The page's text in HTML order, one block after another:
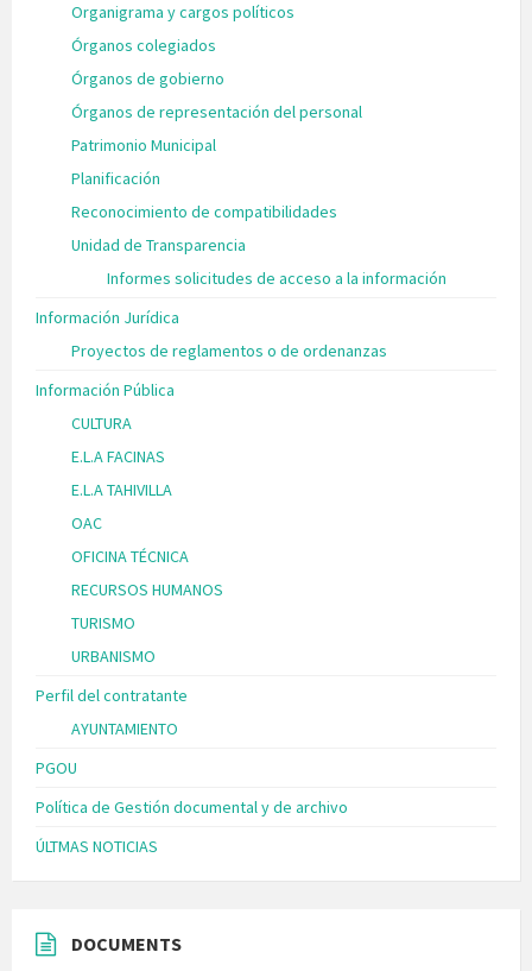
Organigrama y cargos políticos
Órganos colegiados
Órganos de gobierno
Órganos de representación del personal
Patrimonio Municipal
Planificación
Reconocimiento de compatibilidades
Unidad de Transparencia
Informes solicitudes de acceso a la información
Información Jurídica
Proyectos de reglamentos o de ordenanzas
Información Pública
CULTURA
E.L.A FACINAS
E.L.A TAHIVILLA
OAC
OFICINA TÉCNICA
RECURSOS HUMANOS
TURISMO
URBANISMO
Perfil del contratante
AYUNTAMIENTO
PGOU
Política de Gestión documental y de archivo
ÚLTMAS NOTICIAS
DOCUMENTS